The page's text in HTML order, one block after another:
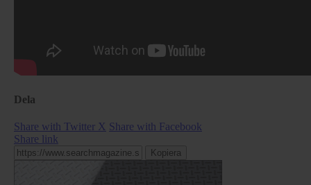
Dela
Share with Twitter X Share with Facebook
Share link
Kopiera